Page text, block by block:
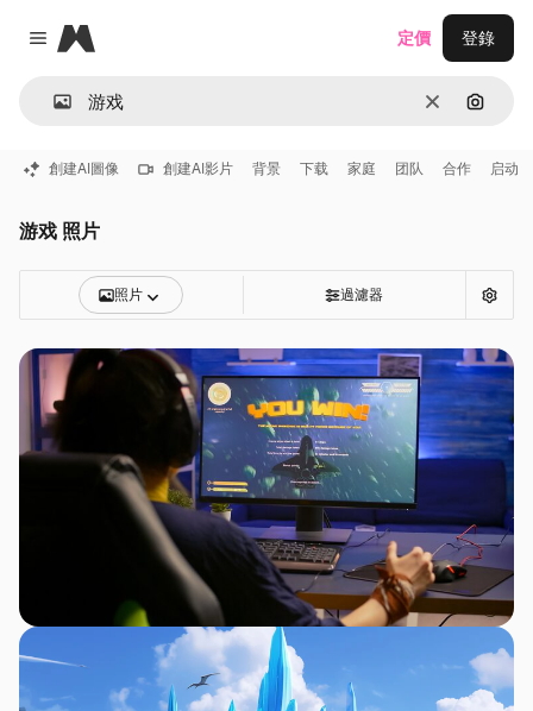
Close menu
Magnific
清除 通過圖
定價 登錄
創建AI圖像 創建AI影片 背景 下载 家庭 团队 合作 启动
游戏 照片
照片 過濾器